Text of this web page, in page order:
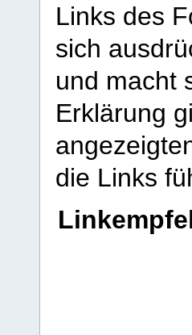
Links des
sich
und macht
Erklärung
die Links